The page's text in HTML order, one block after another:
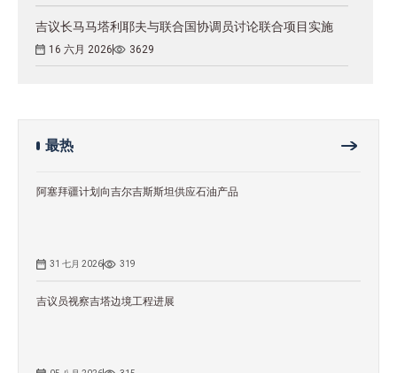
吉议长马马塔利耶夫与联合国协调员讨论联合项目实施
16 六月 2026 3629
最热
阿塞拜疆计划向吉尔吉斯斯坦供应石油产品
31 七月 2026 319
吉议员视察吉塔边境工程进展